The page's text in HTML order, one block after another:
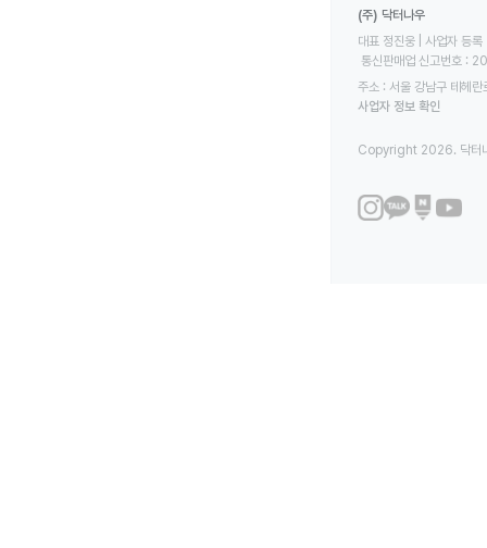
(주) 닥터나우
대표 정진웅 | 사업자
통신판매업 신고번호
주소 : 서울 강남구 테헤
사업자 정보 확인
Copyright 2026. 닥터